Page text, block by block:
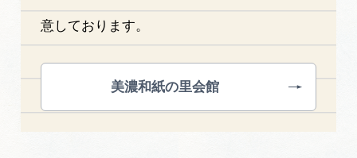
意しております。
美濃和紙の里会館